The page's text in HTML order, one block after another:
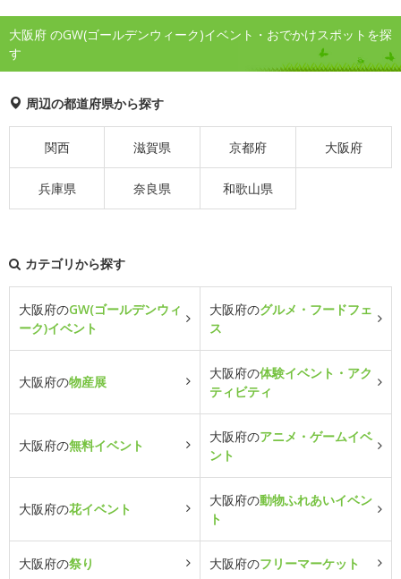
大阪府 のGW(ゴールデンウィーク)イベント・おでかけスポットを探
す
周辺の都道府県から探す
関西 滋賀県 京都府 大阪府
兵庫県 奈良県 和歌山県
カテゴリから探す
大阪府のGW(ゴールデンウィ
ーク)イベント
大阪府のグルメ・フードフェ
ス
大阪府の物産展
大阪府の体験イベント・アク
ティビティ
大阪府の無料イベント
大阪府のアニメ・ゲームイベ
ント
大阪府の花イベント
大阪府の動物ふれあいイベン
ト
大阪府の祭り 大阪府のフリーマーケット